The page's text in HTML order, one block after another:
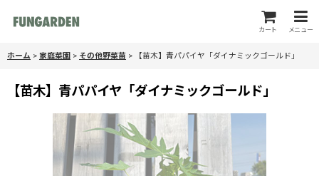
カート メニュー
ホーム > 家庭菜園 > その他野菜苗 > 【苗木】青パパイヤ「ダイナミックゴールド」
【苗木】青パパイヤ「ダイナミックゴールド」